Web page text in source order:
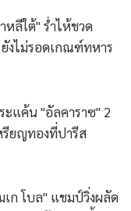
ลีใต้" ร่ำไห้ชวด
งไม่รอดเกณฑ์ทหาร
ะแค้น "อัลคาราซ" 2
รียญทองที่ปารีส
เก โบล" แชมป์วิ่งผลัด